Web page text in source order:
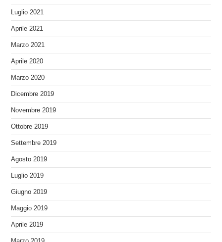
Luglio 2021
Aprile 2021
Marzo 2021
Aprile 2020
Marzo 2020
Dicembre 2019
Novembre 2019
Ottobre 2019
Settembre 2019
Agosto 2019
Luglio 2019
Giugno 2019
Maggio 2019
Aprile 2019